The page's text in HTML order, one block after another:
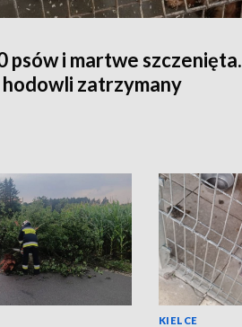
psów i martwe szczenięta.
hodowli zatrzymany
KIELCE